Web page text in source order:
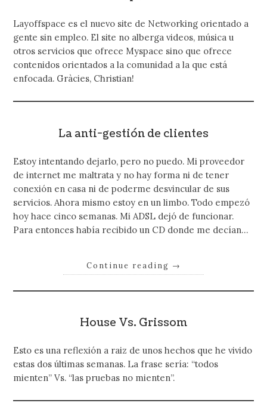
Layoffspace es el nuevo site de Networking orientado a
gente sin empleo. El site no alberga videos, música u
otros servicios que ofrece Myspace sino que ofrece
contenidos orientados a la comunidad a la que está
enfocada. Gràcies, Christian!
La anti-gestión de clientes
Estoy intentando dejarlo, pero no puedo. Mi proveedor
de internet me maltrata y no hay forma ni de tener
conexión en casa ni de poderme desvincular de sus
servicios. Ahora mismo estoy en un limbo. Todo empezó
hoy hace cinco semanas. Mi ADSL dejó de funcionar.
Para entonces había recibido un CD donde me decían…
Continue reading →
House Vs. Grissom
Esto es una reflexión a raiz de unos hechos que he vivido
estas dos últimas semanas. La frase sería: “todos
mienten” Vs. “las pruebas no mienten”.